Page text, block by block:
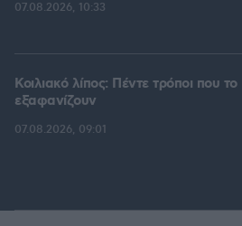
07.08.2026, 10:33
Κοιλιακό λίπος: Πέντε τρόποι που το
εξαφανίζουν
07.08.2026, 09:01